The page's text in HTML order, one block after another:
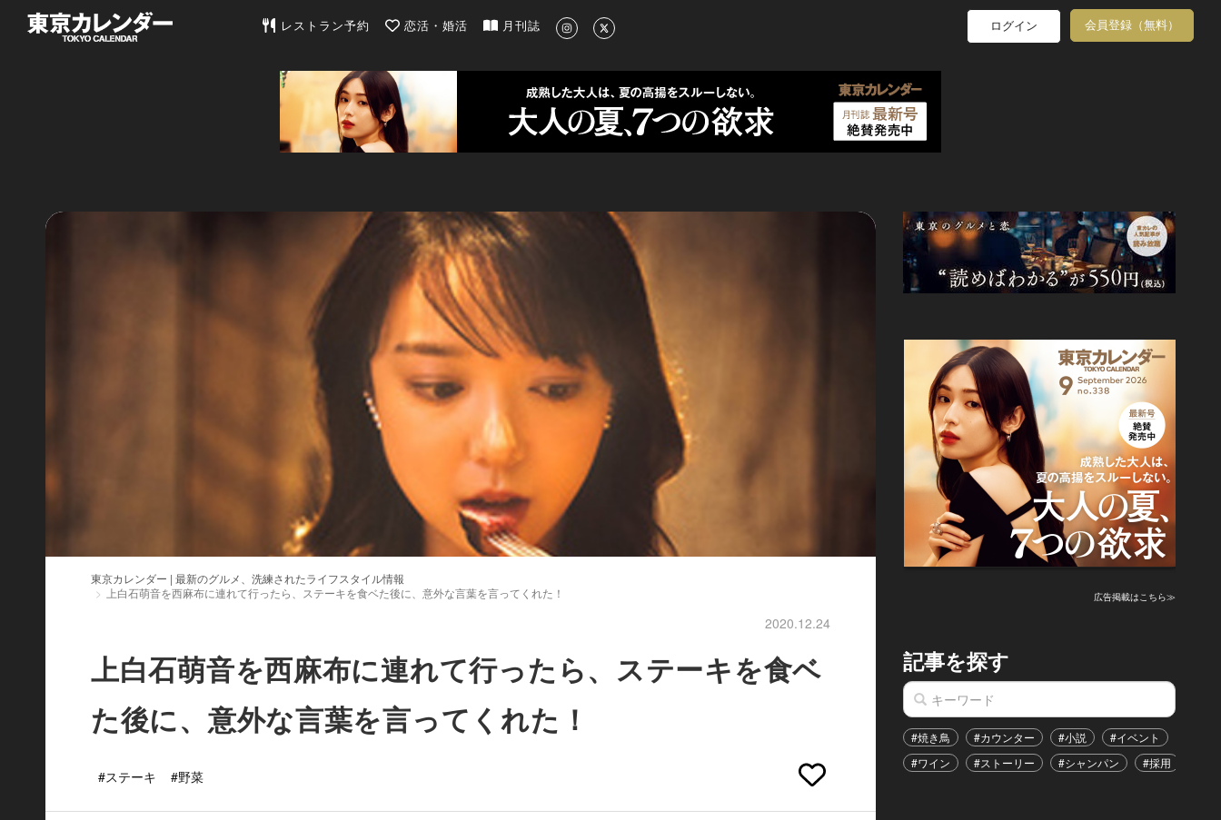
東京カレンダー | 最新のグルメ、洗練されたライフスタイル情報
レストラン予約 恋活・婚活 月刊誌 ログイン 会員登録（無料）
東京カレンダー | 最新のグルメ、洗練されたライフスタイル情報
上白石萌音を西麻布に連れて行ったら、ステーキを食ベた後に、意外な言葉を言ってくれた！
2020.12.24
上白石萌音を西麻布に連れて行ったら、ステーキを食ベ
た後に、意外な言葉を言ってくれた！
#ステーキ #野菜
広告掲載はこちら≫
記事を探す
#焼き鳥 #カウンター #小説 #イベント
#ワイン
#ストーリー #シャンパン #採用